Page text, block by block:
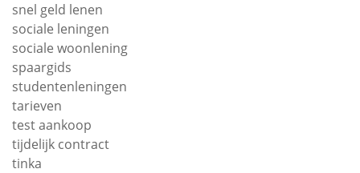
snel geld lenen
sociale leningen
sociale woonlening
spaargids
studentenleningen
tarieven
test aankoop
tijdelijk contract
tinka